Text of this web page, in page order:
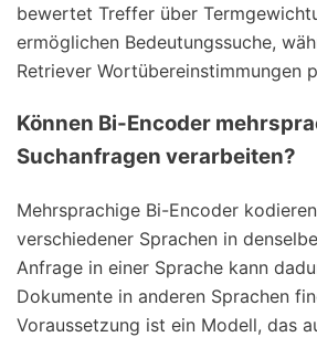
bewertet Treffer über
ermöglichen Bedeutungssuche,
Retriever Wortübereinstimmungen
Können Bi-Encoder
Suchanfragen verarbeiten?
Mehrsprachige Bi-Encoder
verschiedener Sprachen in
Anfrage in einer Sprache kann
Dokumente in anderen Sprachen
Voraussetzung ist ein Modell, das